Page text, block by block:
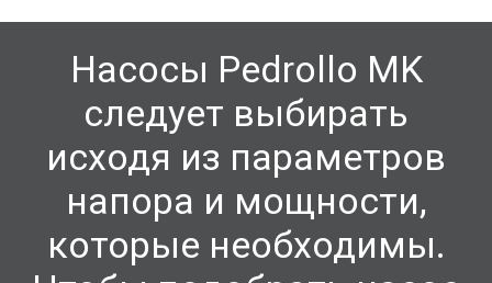
Насосы Pedrollo MK
следует выбирать
исходя из параметров
напора и мощности,
которые необходимы.